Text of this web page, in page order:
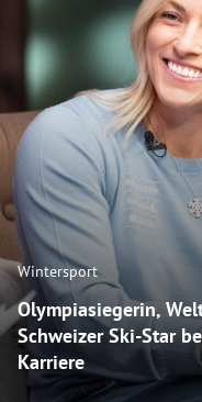
Mitgliedsverbänden
einer Mitteilung.
Weiterlesen
Weiterlesen
Wintersport
Olympiasiegerin,
Schweizer Ski-Star
Karriere